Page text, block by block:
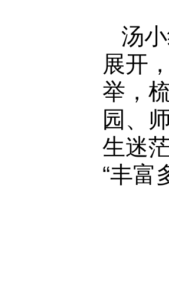
汤
展开
举，
园、
生迷
“丰富